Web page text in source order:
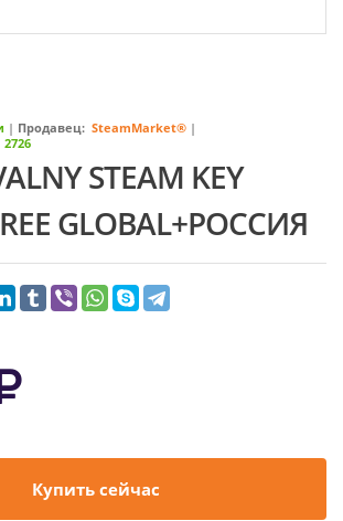
| Продавец: SteamMarket® |
2726
STEAM KEY
GLOBAL+РОССИЯ
Купить сейчас